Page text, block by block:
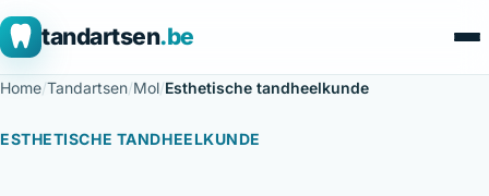
tandartsen.be
Home/Tandartsen/Mol/Esthetische tandheelkunde
ESTHETISCHE TANDHEELKUNDE